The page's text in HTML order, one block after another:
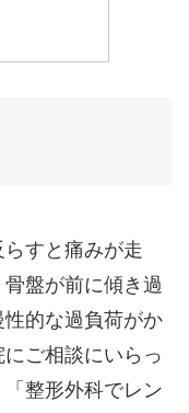
すと痛みが走
盤が前に傾き過
的な過負荷がか
ご相談にいらっ
整形外科でレン